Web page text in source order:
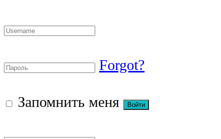
Forgot?
Запомнить меня